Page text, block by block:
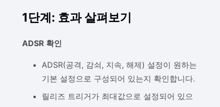
1단계: 효과 살펴보기
ADSR 확인
ADSR(공격, 감쇠, 지속, 해제) 설정이 원하는
기본 설정으로 구성되어 있는지 확인합니다.
릴리즈 트리거가 최대값으로 설정되어 있으